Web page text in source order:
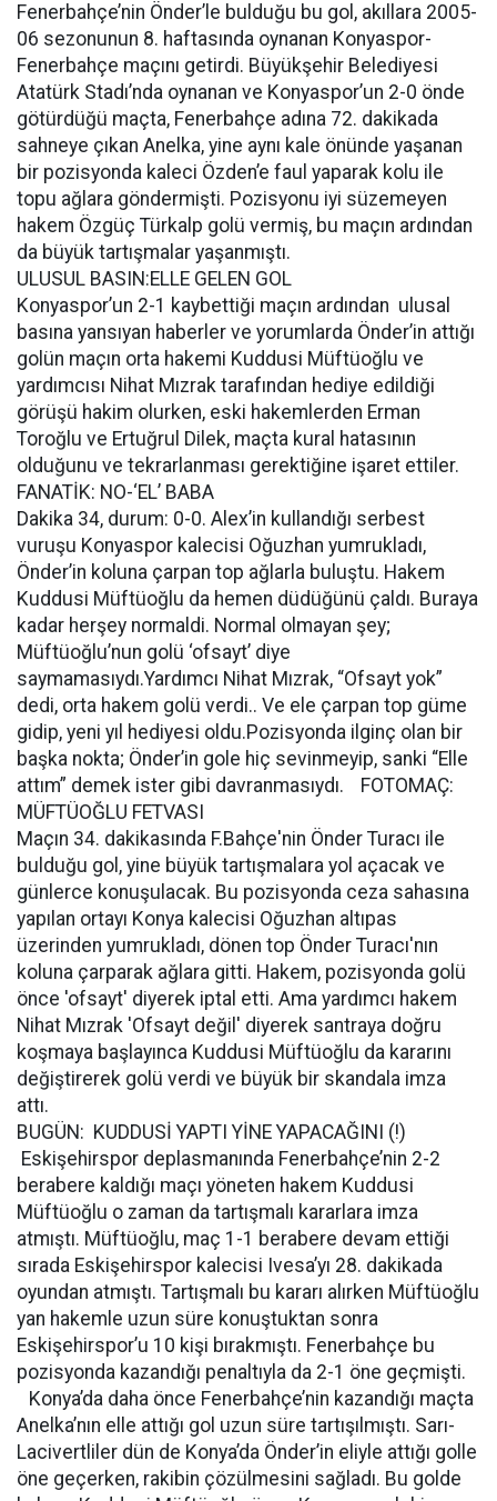
Fenerbahçe’nin Önder’le bulduğu bu gol, akıllara 2005-
06 sezonunun 8. haftasında oynanan Konyaspor-
Fenerbahçe maçını getirdi. Büyükşehir Belediyesi
Atatürk Stadı’nda oynanan ve Konyaspor’un 2-0 önde
götürdüğü maçta, Fenerbahçe adına 72. dakikada
sahneye çıkan Anelka, yine aynı kale önünde yaşanan
bir pozisyonda kaleci Özden’e faul yaparak kolu ile
topu ağlara göndermişti. Pozisyonu iyi süzemeyen
hakem Özgüç Türkalp golü vermiş, bu maçın ardından
da büyük tartışmalar yaşanmıştı.
ULUSUL BASIN:ELLE GELEN GOL
Konyaspor’un 2-1 kaybettiği maçın ardından ulusal
basına yansıyan haberler ve yorumlarda Önder’in attığı
golün maçın orta hakemi Kuddusi Müftüoğlu ve
yardımcısı Nihat Mızrak tarafından hediye edildiği
görüşü hakim olurken, eski hakemlerden Erman
Toroğlu ve Ertuğrul Dilek, maçta kural hatasının
olduğunu ve tekrarlanması gerektiğine işaret ettiler.
FANATİK: NO-‘EL’ BABA
Dakika 34, durum: 0-0. Alex’in kullandığı serbest
vuruşu Konyaspor kalecisi Oğuzhan yumrukladı,
Önder’in koluna çarpan top ağlarla buluştu. Hakem
Kuddusi Müftüoğlu da hemen düdüğünü çaldı. Buraya
kadar herşey normaldi. Normal olmayan şey;
Müftüoğlu’nun golü ‘ofsayt’ diye
saymamasıydı.Yardımcı Nihat Mızrak, “Ofsayt yok”
dedi, orta hakem golü verdi.. Ve ele çarpan top güme
gidip, yeni yıl hediyesi oldu.Pozisyonda ilginç olan bir
başka nokta; Önder’in gole hiç sevinmeyip, sanki “Elle
attım” demek ister gibi davranmasıydı. FOTOMAÇ:
MÜFTÜOĞLU FETVASI
Maçın 34. dakikasında F.Bahçe'nin Önder Turacı ile
bulduğu gol, yine büyük tartışmalara yol açacak ve
günlerce konuşulacak. Bu pozisyonda ceza sahasına
yapılan ortayı Konya kalecisi Oğuzhan altıpas
üzerinden yumrukladı, dönen top Önder Turacı'nın
koluna çarparak ağlara gitti. Hakem, pozisyonda golü
önce 'ofsayt' diyerek iptal etti. Ama yardımcı hakem
Nihat Mızrak 'Ofsayt değil' diyerek santraya doğru
koşmaya başlayınca Kuddusi Müftüoğlu da kararını
değiştirerek golü verdi ve büyük bir skandala imza
attı.
BUGÜN: KUDDUSİ YAPTI YİNE YAPACAĞINI (!)
Eskişehirspor deplasmanında Fenerbahçe’nin 2-2
berabere kaldığı maçı yöneten hakem Kuddusi
Müftüoğlu o zaman da tartışmalı kararlara imza
atmıştı. Müftüoğlu, maç 1-1 berabere devam ettiği
sırada Eskişehirspor kalecisi Ivesa’yı 28. dakikada
oyundan atmıştı. Tartışmalı bu kararı alırken Müftüoğlu
yan hakemle uzun süre konuştuktan sonra
Eskişehirspor’u 10 kişi bırakmıştı. Fenerbahçe bu
pozisyonda kazandığı penaltıyla da 2-1 öne geçmişti.
Konya’da daha önce Fenerbahçe’nin kazandığı maçta
Anelka’nın elle attığı gol uzun süre tartışılmıştı. Sarı-
Lacivertliler dün de Konya’da Önder’in eliyle attığı golle
öne geçerken, rakibin çözülmesini sağladı. Bu golde